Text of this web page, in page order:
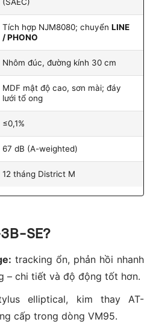
(SAEC)
Tích hợp NJM8080; chuyển LINE
/ PHONO
Nhôm đúc, đường kính 30 cm
MDF mật độ cao, sơn mài; đáy
lưới tổ ong
≤0,1%
67 dB (A-weighted)
12 tháng District M
SE?
tracking ổn, phản hồi nhanh
– chi tiết và độ động tốt hơn.
elliptical, kim thay AT-
cấp trong dòng VM95.